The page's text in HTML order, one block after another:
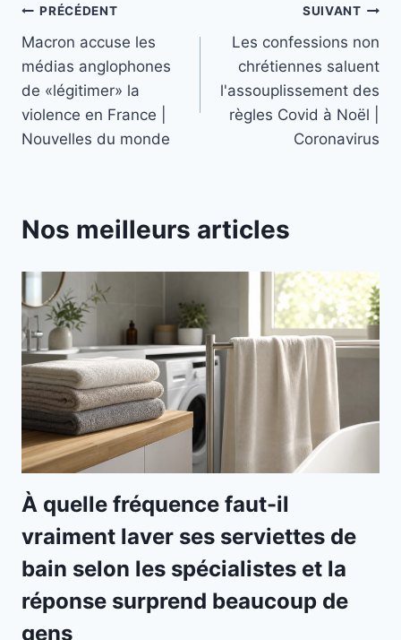
Navigation
de
l’article
PRÉCÉDENT
Macron accuse les
médias anglophones
de «légitimer» la
violence en France |
Nouvelles du monde
SUIVANT
Les confessions non
chrétiennes saluent
l'assouplissement des
règles Covid à Noël |
Coronavirus
Nos meilleurs articles
À quelle fréquence faut-il
vraiment laver ses serviettes de
bain selon les spécialistes et la
réponse surprend beaucoup de
gens